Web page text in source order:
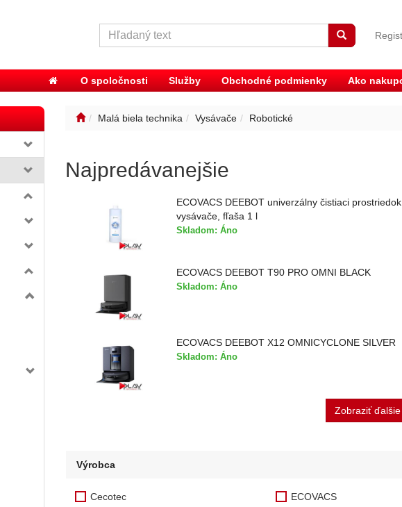
O spoločnosti Služby Obchodné podmienky Ako
Malá biela technika Vysávače Robotické
Najpredávanejšie
ECOVACS DEEBOT univerzálny čistiaci
vysávače, fľaša 1 l
Skladom: Áno
ECOVACS DEEBOT T90 PRO OMNI BLACK
Skladom: Áno
ECOVACS DEEBOT X12 OMNICYCLONE SILVER
Skladom: Áno
Zobraziť ďalšie
Výrobca
Cecotec ECOVACS